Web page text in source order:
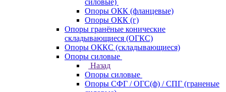
силовые)
Опоры ОКК (фланцевые)
Опоры ОКК (г)
Опоры гранёные конические
складывающиеся (ОГКС)
Опоры ОККС (складывающиеся)
Опоры силовые
Назад
Опоры силовые
Опоры СФГ / ОГС(ф) / СПГ (граненые